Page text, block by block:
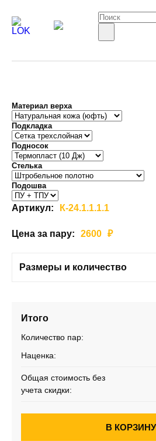
РАБОЧИЕ
Материал верха
Подкладка
Подносок
Cтелька
Подошва
Артикул: К-24.1.1.1.1
Цена за пару: 2600 ₽
Размеры и количество
Итого
Количество пар:
Наценка:
Общая стоимость без
учета скидки: